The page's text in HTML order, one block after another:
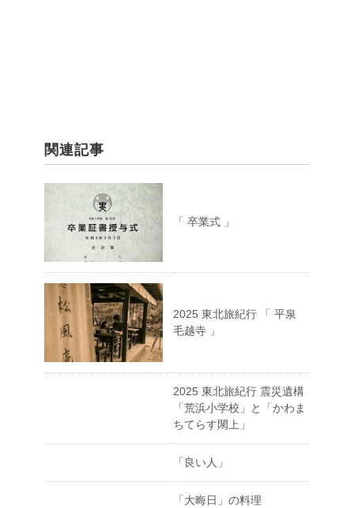
関連記事
「 卒業式 」
2025 東北旅紀行 「 平泉
毛越寺 」
2025 東北旅紀行 震災遺構
「荒浜小学校」と「かわま
ちてらす閖上」
「良い人」
「大晦日」の料理